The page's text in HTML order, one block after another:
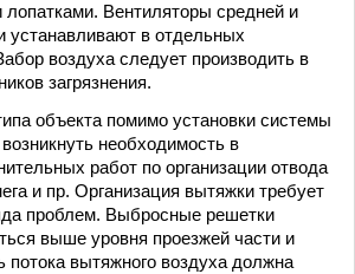
Вентиляторы средней и
в отдельных
воздуха следует производить в
загрязнения.
объекта помимо установки системы
необходимость в
работ по организации отвода
и пр. Организация вытяжки требует
проблем. Выбросные решетки
выше уровня проезжей части и
потока вытяжного воздуха должна